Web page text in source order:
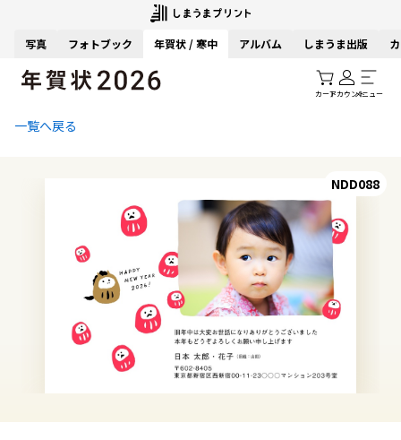
写真 フォトブック 年賀状 / 寒中 アルバム しまうま出版
カートアカウントメニュー
一覧へ戻る
NDD088